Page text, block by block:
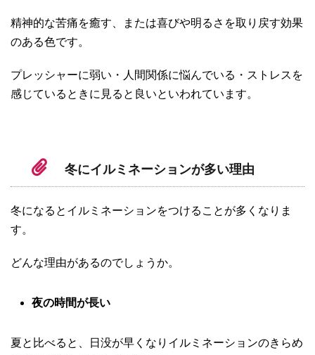
精神的な苦痛を癒す、または喜びや明るさを取り戻す効果
のある色です。
プレッシャーに弱い・人間関係に悩んでいる・ストレスを
感じているときに見ると良いといわれています。
冬にイルミネーションが多い理由
冬になるとイルミネーションをつけることが多くなりま
す。
どんな理由があるのでしょうか。
夜の時間が長い
夏と比べると、日没が早くなりイルミネーションのきらめ